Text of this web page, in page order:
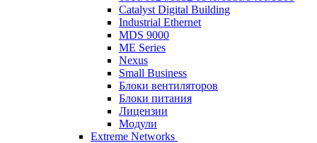
Catalyst Digital Building
Industrial Ethernet
MDS 9000
ME Series
Nexus
Small Business
Блоки вентиляторов
Блоки питания
Лицензии
Модули
Extreme Networks